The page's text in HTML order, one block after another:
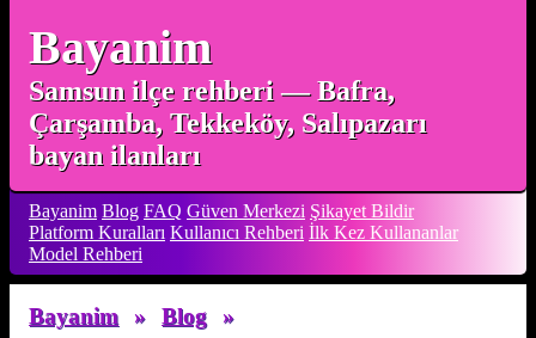
Bayanim
Samsun ilçe rehberi — Bafra,
Çarşamba, Tekkeköy, Salıpazarı
bayan ilanları
Bayanim Blog FAQ Güven Merkezi Şikayet Bildir
Platform Kuralları Kullanıcı Rehberi İlk Kez Kullananlar
Model Rehberi
Bayanim » Blog »